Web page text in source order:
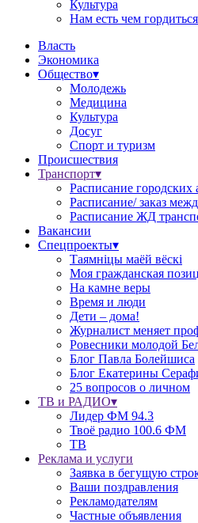
Культура
Нам есть чем
Власть
Экономика
Общество▾
Молодежь
Медицина
Культура
Досуг
Спорт и туризм
Происшествия
Транспорт▾
Расписание городских
Расписание/ заказ
Расписание ЖД
Вакансии
Спецпроекты▾
Таямніцы маёй вёскі
Моя гражданская
На камне веры
Время и люди
Дети – дома!
Журналист меняет
Ровесники молодой
Блог Павла Болейшиса
Блог Екатерины
25 вопросов о личном
ТВ и РАДИО▾
Лидер ФМ 94.3
Твоё радио 100.6 ФМ
ТВ
Реклама и услуги
Заявка в бегущую
Ваши поздравления
Рекламодателям
Частные объявления